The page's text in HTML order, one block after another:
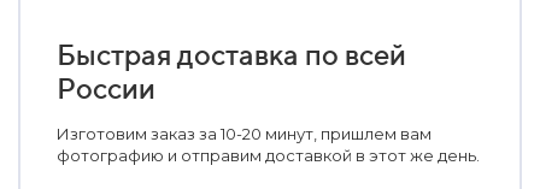
Быстрая доставка по всей
России
Изготовим заказ за 10-20 минут, пришлем вам
фотографию и отправим доставкой в этот же день.